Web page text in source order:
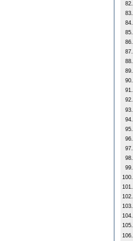
82.
83.
84.
85.
86.
87.
88.
89.
90.
91.
92.
93.
94.
95.
96.
97.
98.
99.
100.
101.
102.
103.
104.
105.
106.